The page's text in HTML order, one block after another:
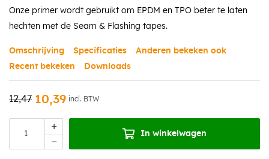
Onze primer wordt gebruikt om EPDM en TPO beter te laten
hechten met de Seam & Flashing tapes.
Omschrijving Specificaties
Anderen bekeken ook
Recent bekeken
Downloads
12,47 10,39 incl. BTW
In winkelwagen